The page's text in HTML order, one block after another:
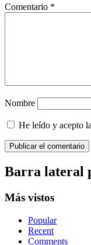
Comentario *
Nombre
He leído y acepto la
Barra lateral
Más vistos
Popular
Recent
Comments